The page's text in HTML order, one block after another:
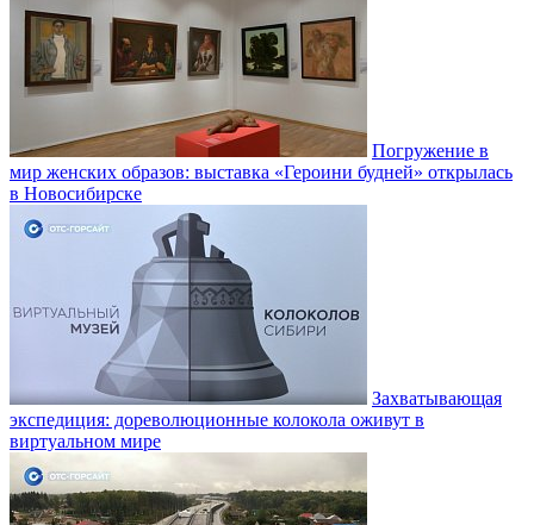
Погружение в
мир женских образов: выставка «Героини будней» открылась
в Новосибирске
Захватывающая
экспедиция: дореволюционные колокола оживут в
виртуальном мире